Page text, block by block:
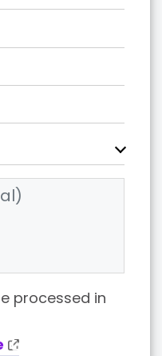
processed in